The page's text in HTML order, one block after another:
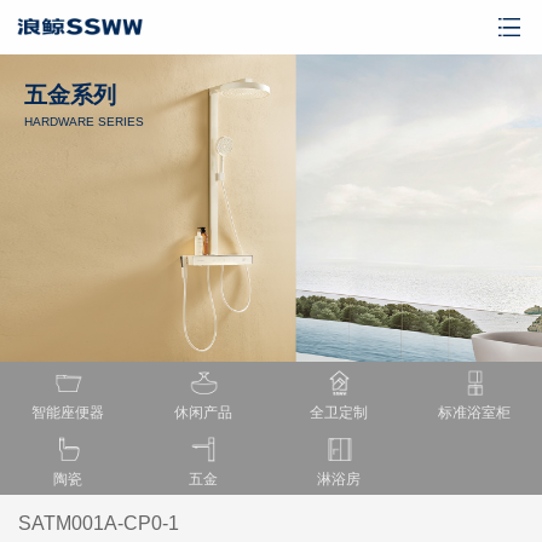
五金系列
HARDWARE SERIES
智能座便器 休闲产品 全卫定制 标准浴室柜
陶瓷 五金 淋浴房
SATM001A-CP0-1